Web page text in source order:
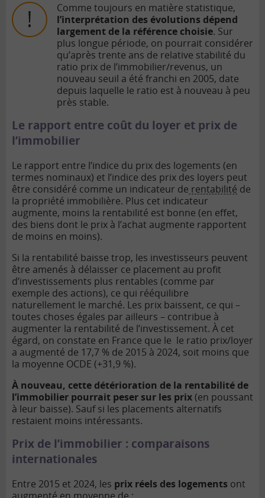
Comme toujours en matière statistique,
l’interprétation des évolutions dépend
largement de la référence choisie. Sur
plus longue période, on pourrait considérer
qu’après trente ans de relative stabilité du
ratio prix de l’immobilier/revenus, un
nouveau seuil a été franchi en 2005, date
depuis laquelle le ratio est à nouveau à peu
près stable.
Le rapport entre coût du loyer et prix de
l’immobilier
Le rapport entre l’indice du prix des logements (en
termes nominaux) et l’indice des prix des loyers peut
être considéré comme un indicateur de rentabilité de
la propriété immobilière. Plus cet indicateur
augmente, moins la rentabilité est bonne (en effet,
des biens dont le prix à l’achat augmente rapportent
de moins en moins).
Si la rentabilité baisse trop, les investisseurs peuvent
être amenés à délaisser ce placement au profit
d’investissements plus rentables (comme par
exemple des actions), ce qui rééquilibre
naturellement le marché. Les prix baissent, ce qui –
toutes choses égales par ailleurs – contribue à
augmenter la rentabilité de l’investissement. À cet
égard, on constate en France que le le ratio prix/loyer
a augmenté de 17,7 % de 2015 à 2024, soit moins que
la moyenne OCDE (+31,9 %).
À nouveau, cette détérioration de la rentabilité de
l’immobilier pourrait peser sur les prix(en poussant
à leur baisse). Sauf si les placements alternatifs
restaient moins intéressants.
Prix de l’immobilier : comparaisons
internationales
Entre 2015 et 2024, les prix réels des logements ont